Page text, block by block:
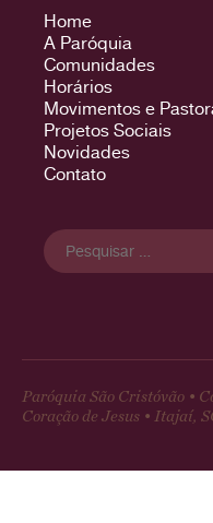
Home
A Paróquia
Comunidades
Horários
Movimentos e
Projetos Sociais
Novidades
Contato
Pesquisar
por:
Paróquia São Cristóvão •
Coração de Jesus • Itajaí,